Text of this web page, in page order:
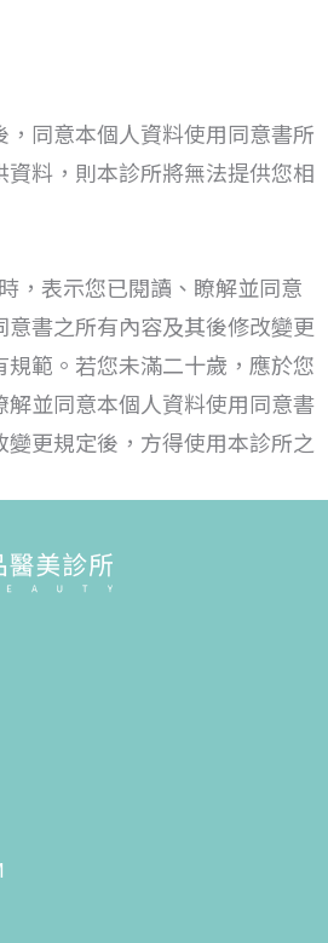
同意本個人資料使用同意書所
料，則本診所將無法提供您相
，表示您已閱讀、瞭解並同意
意書之所有內容及其後修改變更
範。若您未滿二十歲，應於您
解並同意本個人資料使用同意書
更規定後，方得使用本診所之